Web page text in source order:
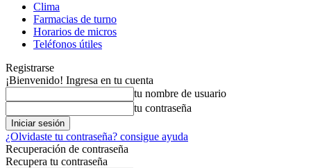
Clima
Farmacias de turno
Horarios de micros
Teléfonos útiles
Registrarse
¡Bienvenido! Ingresa en tu cuenta
tu nombre de usuario
tu contraseña
¿Olvidaste tu contraseña? consigue ayuda
Recuperación de contraseña
Recupera tu contraseña